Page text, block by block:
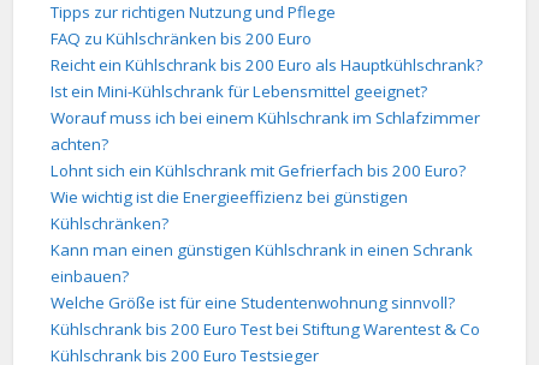
Tipps zur richtigen Nutzung und Pflege
FAQ zu Kühlschränken bis 200 Euro
Reicht ein Kühlschrank bis 200 Euro als Hauptkühlschrank?
Ist ein Mini-Kühlschrank für Lebensmittel geeignet?
Worauf muss ich bei einem Kühlschrank im Schlafzimmer
achten?
Lohnt sich ein Kühlschrank mit Gefrierfach bis 200 Euro?
Wie wichtig ist die Energieeffizienz bei günstigen
Kühlschränken?
Kann man einen günstigen Kühlschrank in einen Schrank
einbauen?
Welche Größe ist für eine Studentenwohnung sinnvoll?
Kühlschrank bis 200 Euro Test bei Stiftung Warentest & Co
Kühlschrank bis 200 Euro Testsieger